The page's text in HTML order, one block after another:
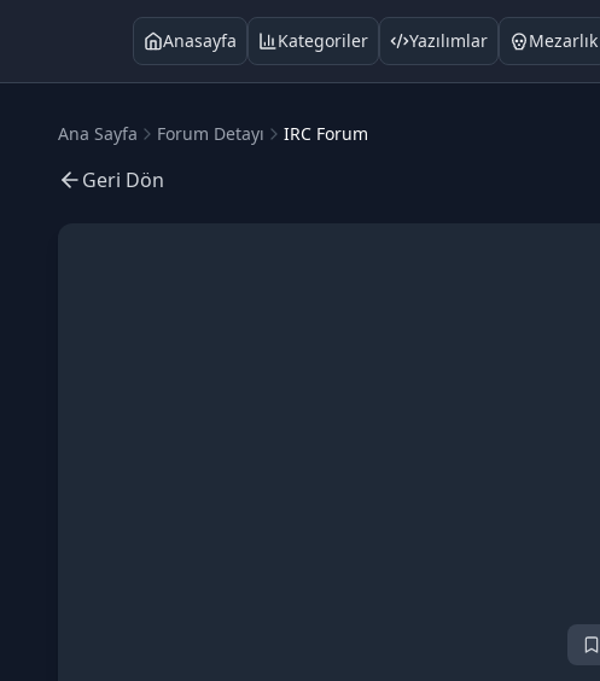
Anasayfa Kategoriler Yazılımlar Mezarlık
Ana Sayfa Forum Detayı IRC Forum
Geri Dön